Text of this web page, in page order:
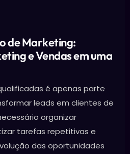
de Marketing:
e Vendas em uma
é apenas parte
leads em clientes de
organizar
tarefas repetitivas e
das oportunidades